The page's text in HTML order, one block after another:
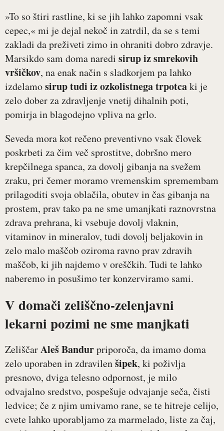
»To so štiri rastline, ki se jih lahko zapomni vsak
cepec,« mi je dejal nekoč in zatrdil, da se s temi
zakladi da preživeti zimo in ohraniti dobro zdravje.
Marsikdo sam doma naredi sirup iz smrekovih
vršičkov, na enak način s sladkorjem pa lahko
izdelamosirup tudi iz ozkolistnega trpotcaki je
zelo dober za zdravljenje vnetij dihalnih poti,
pomirja in blagodejno vpliva na grlo.
Seveda mora kot rečeno preventivno vsak človek
poskrbeti za čim več sprostitve, dobršno mero
krepčilnega spanca, za dovolj gibanja na svežem
zraku, pri čemer moramo vremenskim spremembam
prilagoditi svoja oblačila, obutev in čas gibanja na
prostem, prav tako pa ne sme umanjkati raznovrstna
zdrava prehrana, ki vsebuje dovolj vlaknin,
vitaminov in mineralov, tudi dovolj beljakovin in
zelo malo maščob oziroma ravno prav zdravih
maščob, ki jih najdemo v oreščkih. Tudi te lahko
naberemo in posušimo ter konzerviramo sami.
V domači zeliščno-zelenjavni
lekarni pozimi ne sme manjkati
ZeliščarAleš Bandurpriporoča, da imamo doma
zelo uporaben in zdravilenšipek, ki poživlja
presnovo, dviga telesno odpornost, je milo
odvajalno sredstvo, pospešuje odvajanje seča, čisti
ledvice; če z njim umivamo rane, se te hitreje celijo,
cvete lahko uporabljamo za marmelado, liste za čaj,